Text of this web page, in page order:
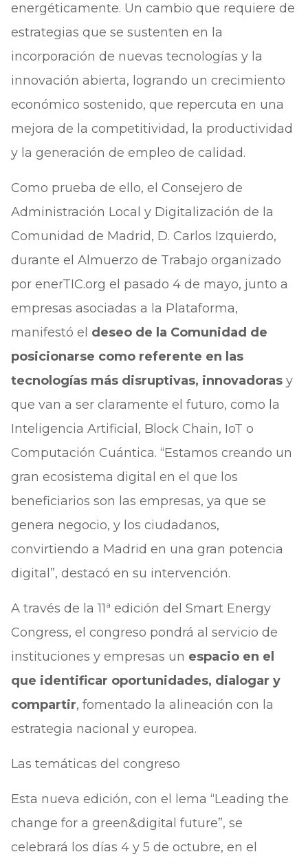
energéticamente. Un cambio que requiere de
estrategias que se sustenten en la
incorporación de nuevas tecnologías y la
innovación abierta, logrando un crecimiento
económico sostenido, que repercuta en una
mejora de la competitividad, la productividad
y la generación de empleo de calidad.
Como prueba de ello, el Consejero de
Administración Local y Digitalización de la
Comunidad de Madrid, D. Carlos Izquierdo,
durante el Almuerzo de Trabajo organizado
por enerTIC.org el pasado 4 de mayo, junto a
empresas asociadas a la Plataforma,
manifestó el deseo de la Comunidad de
posicionarse como referente en las
tecnologías más disruptivas, innovadoras y
que van a ser claramente el futuro, como la
Inteligencia Artificial, Block Chain, IoT o
Computación Cuántica. “Estamos creando un
gran ecosistema digital en el que los
beneficiarios son las empresas, ya que se
genera negocio, y los ciudadanos,
convirtiendo a Madrid en una gran potencia
digital”, destacó en su intervención.
A través de la 11ª edición del Smart Energy
Congress, el congreso pondrá al servicio de
instituciones y empresas un espacio en el
que identificar oportunidades, dialogar y
compartir, fomentado la alineación con la
estrategia nacional y europea.
Las temáticas del congreso
Esta nueva edición, con el lema “Leading the
change for a green&digital future”, se
celebrará los días 4 y 5 de octubre, en el